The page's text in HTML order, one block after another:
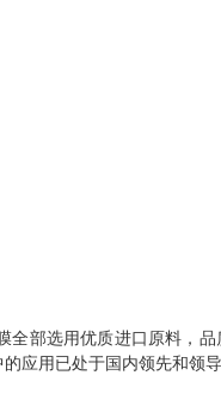
部选用优质进口原料，
应用已处于国内领先和领导